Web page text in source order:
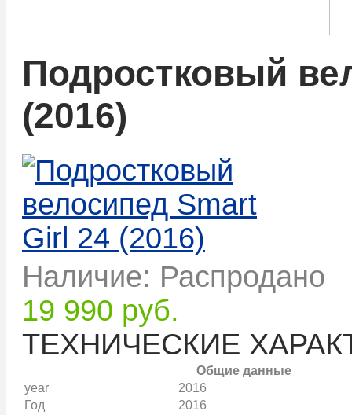
Подростковый
(2016)
Наличие: Распродано
19 990 руб.
ТЕХНИЧЕСКИЕ
Общие данные
year
2016
Год
2016